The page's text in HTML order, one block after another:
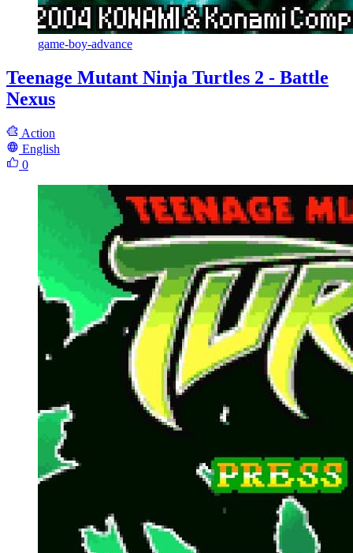
game-boy-advance
Teenage Mutant Ninja Turtles 2 - Battle
Nexus
Action
English
0